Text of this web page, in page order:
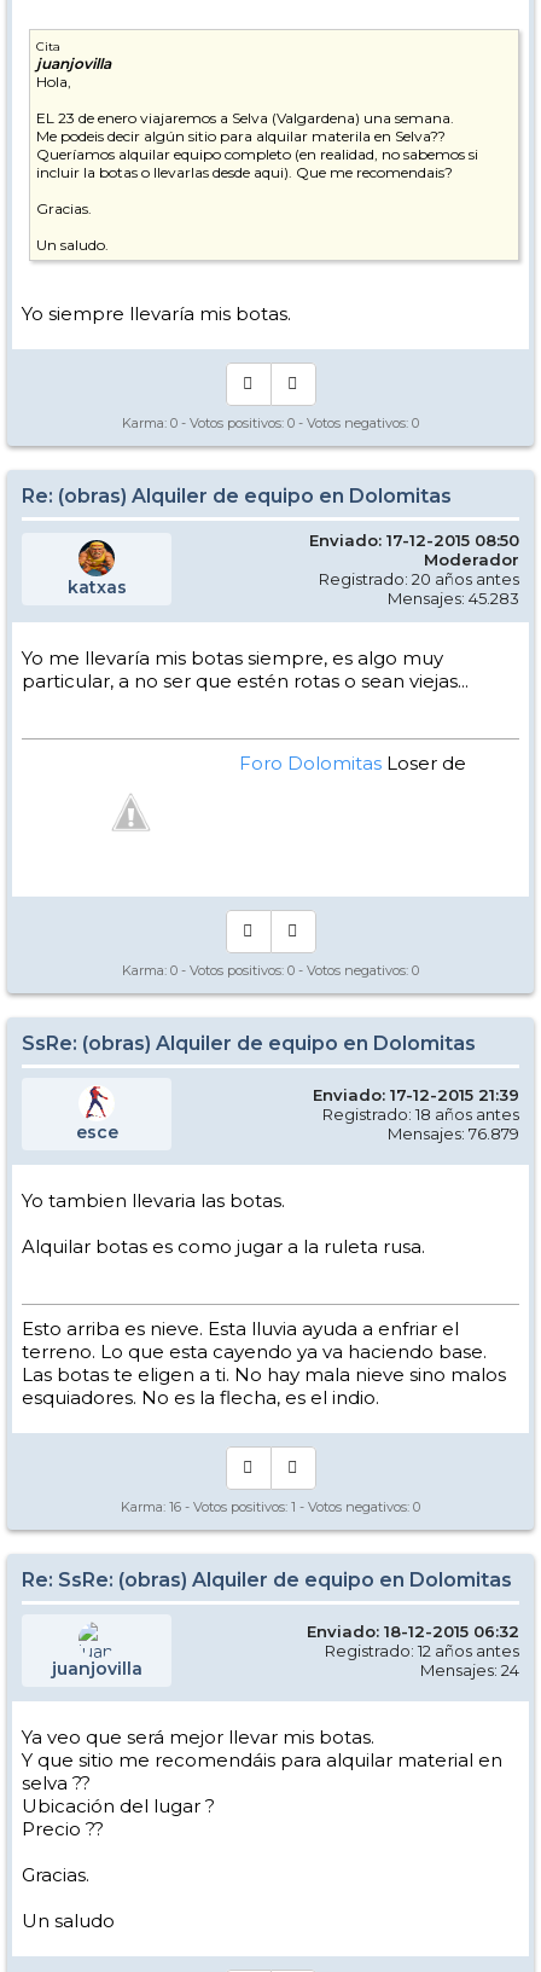
Cita
juanjovilla
Hola,
EL 23 de enero viajaremos a Selva (Valgardena) una semana.
Me podeis decir algún sitio para alquilar materila en Selva??
Queríamos alquilar equipo completo (en realidad, no sabemos si
incluir la botas o llevarlas desde aqui). Que me recomendais?
Gracias.
Un saludo.
Yo siempre llevaría mis botas.
Karma: 0 - Votos positivos: 0 - Votos negativos: 0
Re: (obras) Alquiler de equipo en Dolomitas
katxas
Enviado: 17-12-2015 08:50
Moderador
Registrado: 20 años antes
Mensajes: 45.283
Yo me llevaría mis botas siempre, es algo muy
particular, a no ser que estén rotas o sean viejas...
Foro DolomitasLoser de
Karma: 0 - Votos positivos: 0 - Votos negativos: 0
SsRe: (obras) Alquiler de equipo en Dolomitas
esce
Enviado: 17-12-2015 21:39
Registrado: 18 años antes
Mensajes: 76.879
Yo tambien llevaria las botas.
Alquilar botas es como jugar a la ruleta rusa.
Esto arriba es nieve. Esta lluvia ayuda a enfriar el
terreno. Lo que esta cayendo ya va haciendo base.
Las botas te eligen a ti. No hay mala nieve sino malos
esquiadores. No es la flecha, es el indio.
Karma: 16 - Votos positivos: 1 - Votos negativos: 0
Re: SsRe: (obras) Alquiler de equipo en Dolomitas
juanjovilla
Enviado: 18-12-2015 06:32
Registrado: 12 años antes
Mensajes: 24
Ya veo que será mejor llevar mis botas.
Y que sitio me recomendáis para alquilar material en
selva ??
Ubicación del lugar ?
Precio ??
Gracias.
Un saludo